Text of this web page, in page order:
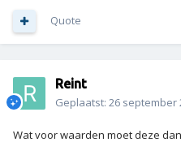
Quote
Reint
Geplaatst: 26 september
Wat voor waarden moet deze